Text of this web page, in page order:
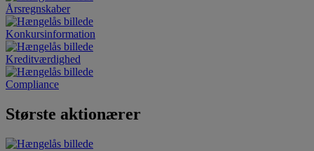
Årsregnskaber
Konkursinformation
Kreditværdighed
Compliance
Største aktionærer